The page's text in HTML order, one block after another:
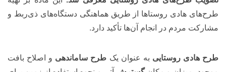
طرح‌های هادی روستاها از طریق هماهنگی دستگاه‌های ذی‌ربط و
مشارکت مردم در انجام آن‌ها تأکید دارد.
طرح هادی روستایی به عنوان یک طرح ساماندهی و اصلاح بافت